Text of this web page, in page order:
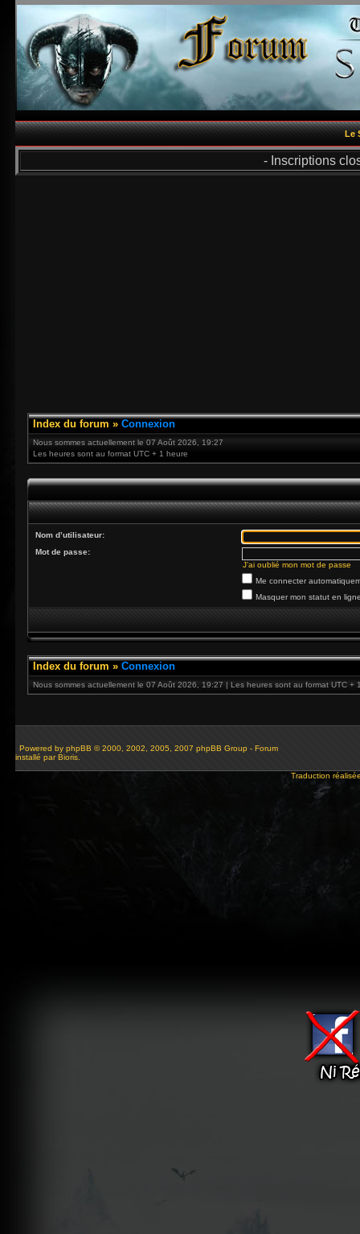
Le
- Inscriptions
Index du forum » Connexion
Nous sommes actuellement le 07 Août 2026, 19:27
Les heures sont au format UTC + 1 heure
Nom d’utilisateur:
Mot de passe:
J’ai oublié mon mot de passe
Me connecter
Masquer mon statut en
Index du forum » Connexion
Nous sommes actuellement le 07 Août 2026, 19:27 | Les heures sont au format UTC +
Powered by phpBB © 2000, 2002, 2005, 2007 phpBB Group - Forum
installé par Bioris.
Traduction